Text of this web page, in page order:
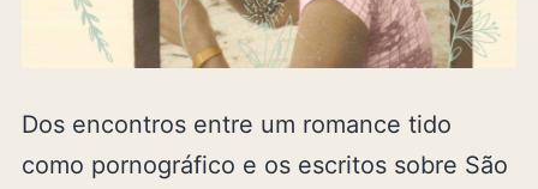
Dos encontros entre um romance tido
como pornográfico e os escritos sobre São